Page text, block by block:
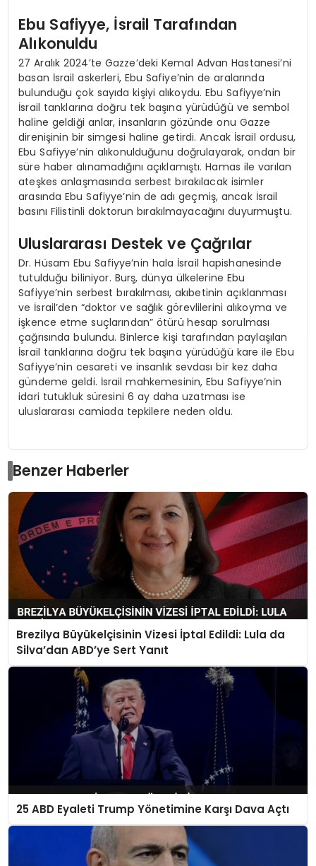
Ebu Safiyye, İsrail Tarafından
Alıkonuldu
27 Aralık 2024’te Gazze’deki Kemal Advan Hastanesi’ni
basan İsrail askerleri, Ebu Safiye’nin de aralarında
bulunduğu çok sayıda kişiyi alıkoydu. Ebu Safiyye’nin
İsrail tanklarına doğru tek başına yürüdüğü ve sembol
haline geldiği anlar, insanların gözünde onu Gazze
direnişinin bir simgesi haline getirdi. Ancak İsrail ordusu,
Ebu Safiyye’nin alıkonulduğunu doğrulayarak, ondan bir
süre haber alınamadığını açıklamıştı. Hamas ile varılan
ateşkes anlaşmasında serbest bırakılacak isimler
arasında Ebu Safiyye’nin de adı geçmiş, ancak İsrail
basını Filistinli doktorun bırakılmayacağını duyurmuştu.
Uluslararası Destek ve Çağrılar
Dr. Hüsam Ebu Safiyye’nin hala İsrail hapishanesinde
tutulduğu biliniyor. Burş, dünya ülkelerine Ebu
Safiyye’nin serbest bırakılması, akıbetinin açıklanması
ve İsrail’den “doktor ve sağlık görevlilerini alıkoyma ve
işkence etme suçlarından” ötürü hesap sorulması
çağrısında bulundu. Binlerce kişi tarafından paylaşılan
İsrail tanklarına doğru tek başına yürüdüğü kare ile Ebu
Safiyye’nin cesareti ve insanlık sevdası bir kez daha
gündeme geldi. İsrail mahkemesinin, Ebu Safiyye’nin
idari tutukluk süresini 6 ay daha uzatması ise
uluslararası camiada tepkilere neden oldu.
Benzer Haberler
Brezilya Büyükelçisinin Vizesi İptal Edildi: Lula da
Silva’dan ABD’ye Sert Yanıt
25 ABD Eyaleti Trump Yönetimine Karşı Dava Açtı